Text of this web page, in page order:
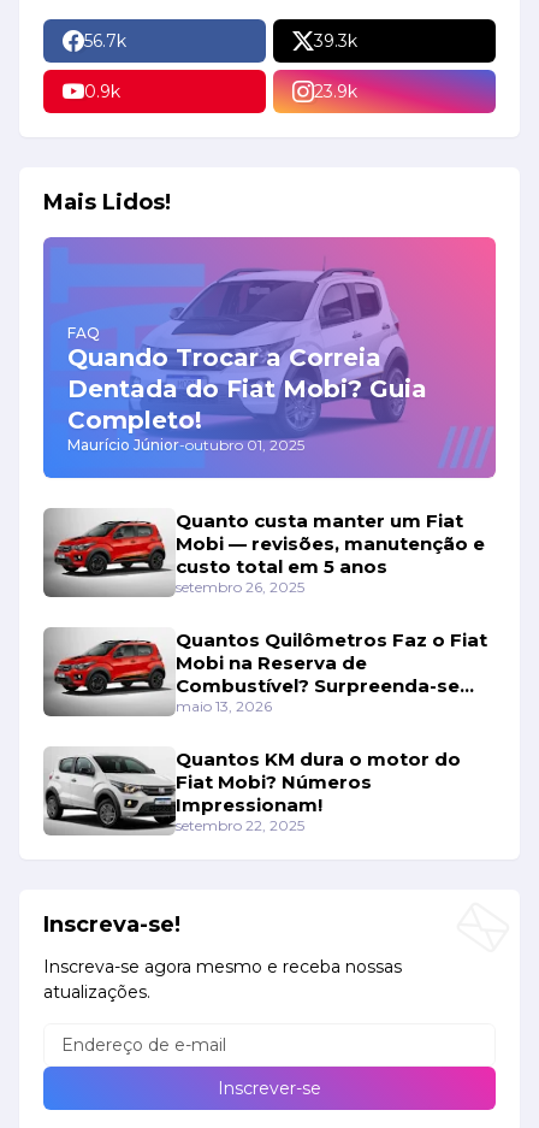
56.7k 39.3k
0.9k 23.9k
Mais Lidos!
FAQ
Quando Trocar a Correia
Dentada do Fiat Mobi? Guia
Completo!
Maurício Júnior-outubro 01, 2025
Quanto custa manter um Fiat
Mobi — revisões, manutenção e
custo total em 5 anos
setembro 26, 2025
Quantos Quilômetros Faz o Fiat
Mobi na Reserva de
Combustível? Surpreenda-se
Com os Números!
maio 13, 2026
Quantos KM dura o motor do
Fiat Mobi? Números
Impressionam!
setembro 22, 2025
Inscreva-se!
Inscreva-se agora mesmo e receba nossas
atualizações.